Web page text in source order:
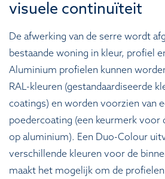
visuele continuïteit
De afwerking van de serre wordt
bestaande woning in kleur, profiel
Aluminium profielen kunnen
RAL-kleuren (gestandaardiseerde
coatings) en worden voorzien van
poedercoating (een keurmerk voor
op aluminium). Een Duo-Colour
verschillende kleuren voor de
maakt het mogelijk om de